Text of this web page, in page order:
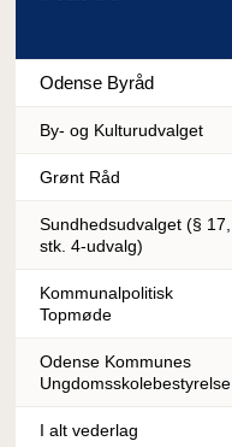
Odense Byråd
By- og Kulturudvalget
Grønt Råd
Sundhedsudvalget (§ 17,
stk. 4-udvalg)
Kommunalpolitisk
Topmøde
Odense Kommunes
Ungdomsskolebestyrelse
I alt vederlag